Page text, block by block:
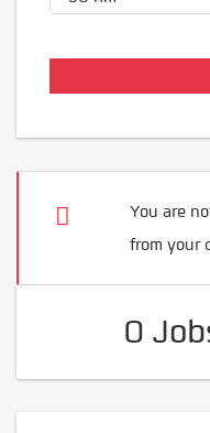
You are
from your
0